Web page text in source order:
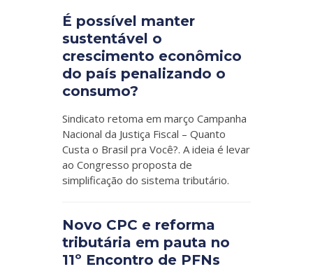
É possível manter
sustentável o
crescimento econômico
do país penalizando o
consumo?
Sindicato retoma em março Campanha
Nacional da Justiça Fiscal – Quanto
Custa o Brasil pra Você?. A ideia é levar
ao Congresso proposta de
simplificação do sistema tributário.
Novo CPC e reforma
tributária em pauta no
11º Encontro de PFNs